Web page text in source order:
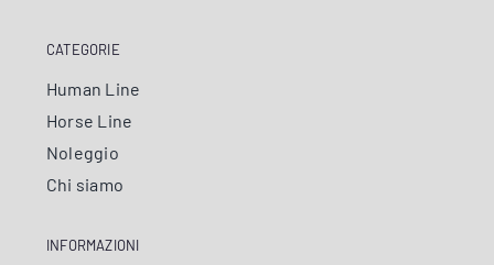
CATEGORIE
Human Line
Horse Line
Noleggio
Chi siamo
INFORMAZIONI